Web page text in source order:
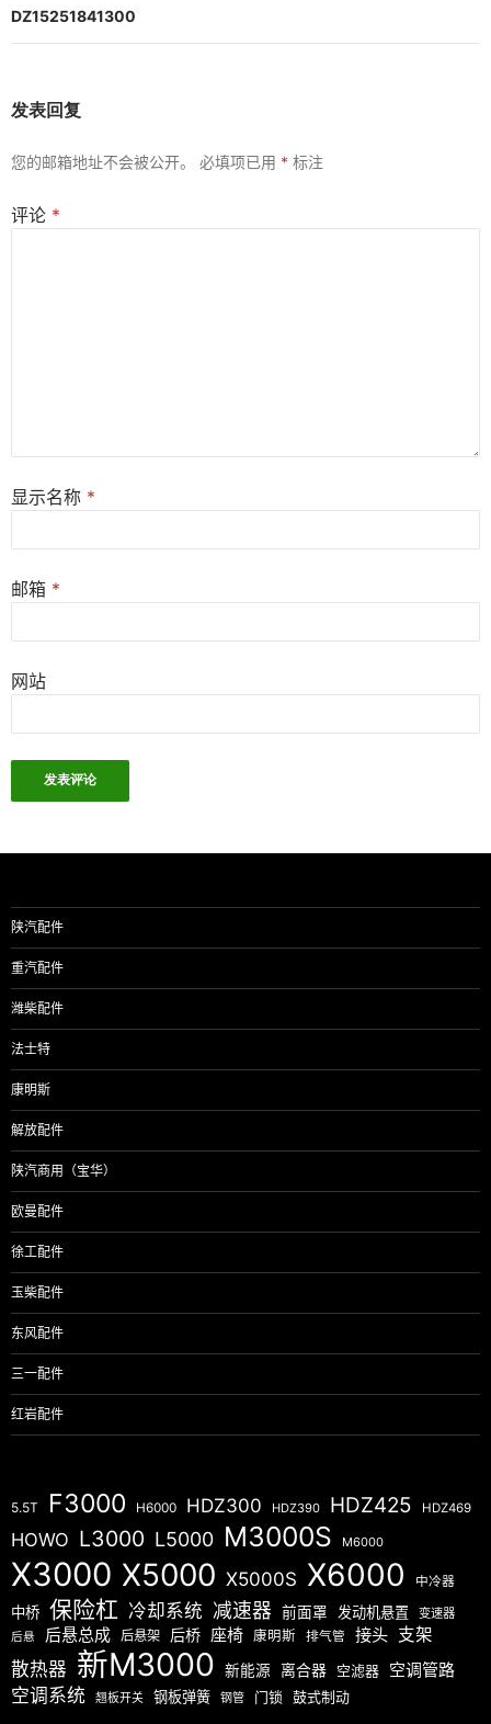
航
DZ15251841300
发表回复
您的邮箱地址不会被公开。 必填项已用 * 标注
评论 *
显示名称 *
邮箱 *
网站
陕汽配件
重汽配件
潍柴配件
法士特
康明斯
解放配件
陕汽商用（宝华）
欧曼配件
徐工配件
玉柴配件
东风配件
三一配件
红岩配件
5.5T F3000 H6000 HDZ300 HDZ390 HDZ425 HDZ469
HOWO L3000 L5000 M3000S M6000
X3000 X5000 X5000S X6000 中冷器
中桥 保险杠 冷却系统 减速器 前面罩 发动机悬置 变速器
后悬 后悬总成 后悬架 后桥 座椅 康明斯 排气管 接头 支架
散热器 新M3000 新能源 离合器 空滤器 空调管路
空调系统 翘板开关 钢板弹簧 钢管 门锁 鼓式制动